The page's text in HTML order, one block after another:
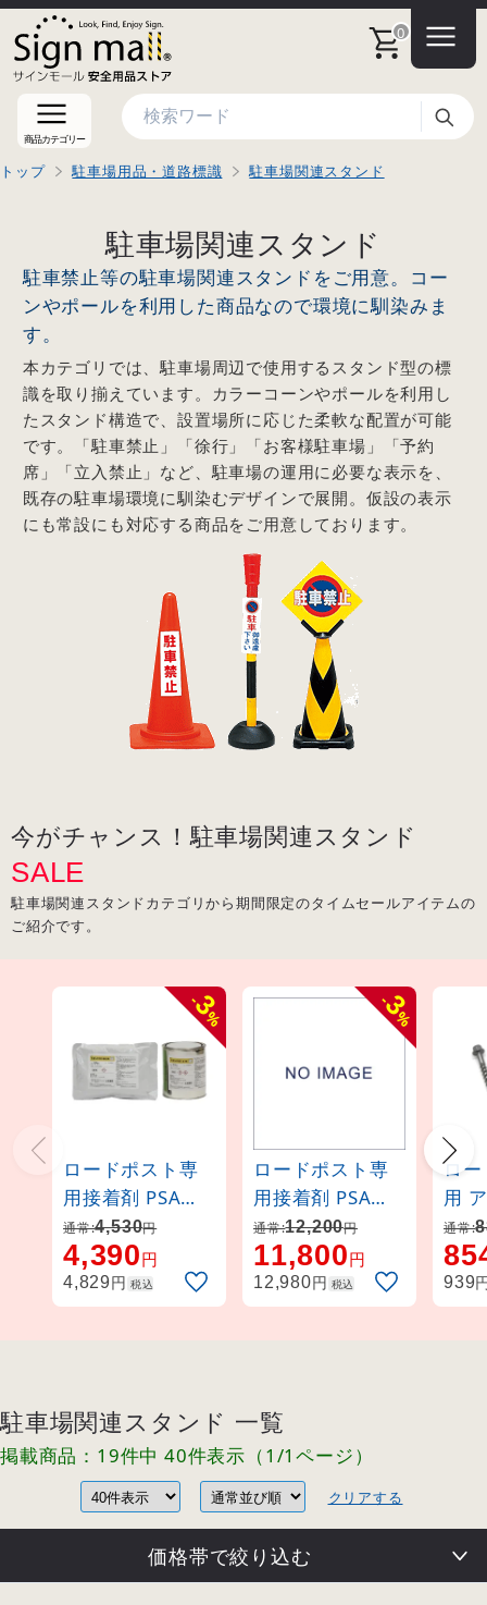
0
商品カテゴリー 検索
トップ 駐車場用品・道路標識 駐車場関連スタンド
駐車場関連スタンド
駐車禁止等の駐車場関連スタンドをご用意。コー
ンやポールを利用した商品なので環境に馴染みま
す。
本カテゴリでは、駐車場周辺で使用するスタンド型の標
識を取り揃えています。カラーコーンやポールを利用し
たスタンド構造で、設置場所に応じた柔軟な配置が可能
です。「駐車禁止」「徐行」「お客様駐車場」「予約
席」「立入禁止」など、駐車場の運用に必要な表示を、
既存の駐車場環境に馴染むデザインで展開。仮設の表示
にも常設にも対応する商品をご用意しております。
今がチャンス！駐車場関連スタンド
SALE
駐車場関連スタンドカテゴリから期間限定のタイムセールアイテムの
ご紹介です。
-
3
%
ロードポスト専
用接着剤 PSA
1kg (373071)
通常:4,530円
4,390円
4,829円 税込
-
3
%
ロードポスト専
用接着剤 PSA
3kg (373072)
通常:12,200円
11,800円
12,980円 税込
ロ
用
用
組
通常:
939
駐車場関連スタンド 一覧
掲載商品：19件中 40件表示（1/1ページ）
クリアする
価格帯で絞り込む